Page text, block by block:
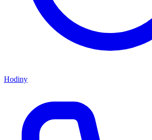
Hodiny